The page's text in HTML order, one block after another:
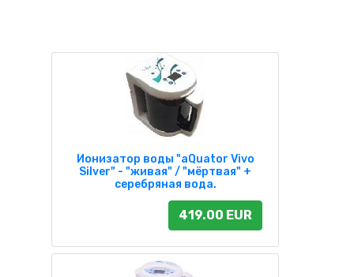
Ионизатор воды "aQuator Vivo
Silver" - "живая" / "мёртвая" +
серебряная вода.
419.00 EUR